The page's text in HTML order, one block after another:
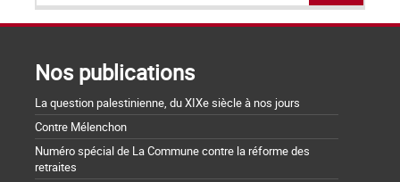
Nos publications
La question palestinienne, du XIXe siècle à nos jours
Contre Mélenchon
Numéro spécial de La Commune contre la réforme des
retraites